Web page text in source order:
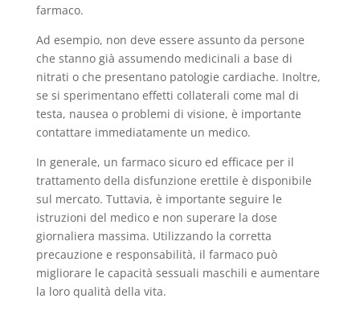
farmaco.
Ad esempio, non deve essere assunto da persone
che stanno già assumendo medicinali a base di
nitrati o che presentano patologie cardiache. Inoltre,
se si sperimentano effetti collaterali come mal di
testa, nausea o problemi di visione, è importante
contattare immediatamente un medico.
In generale, un farmaco sicuro ed efficace per il
trattamento della disfunzione erettile è disponibile
sul mercato. Tuttavia, è importante seguire le
istruzioni del medico e non superare la dose
giornaliera massima. Utilizzando la corretta
precauzione e responsabilità, il farmaco può
migliorare le capacità sessuali maschili e aumentare
la loro qualità della vita.